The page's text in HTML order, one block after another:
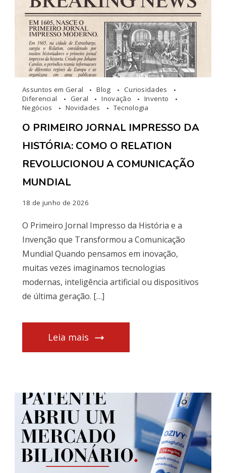
Assuntos em Geral Blog
Curiosidades
Diferencial
Geral Inovação
Invento
Negócios
Novidades Tecnologia
O PRIMEIRO JORNAL IMPRESSO DA
HISTÓRIA: COMO O RELATION
REVOLUCIONOU A COMUNICAÇÃO
MUNDIAL
18 de junho de 2026
O Primeiro Jornal Impresso da História e a
Invenção que Transformou a Comunicação
Mundial Quando pensamos em inovação,
muitas vezes imaginamos tecnologias
modernas, inteligência artificial ou dispositivos
de última geração. […]
Leia mais